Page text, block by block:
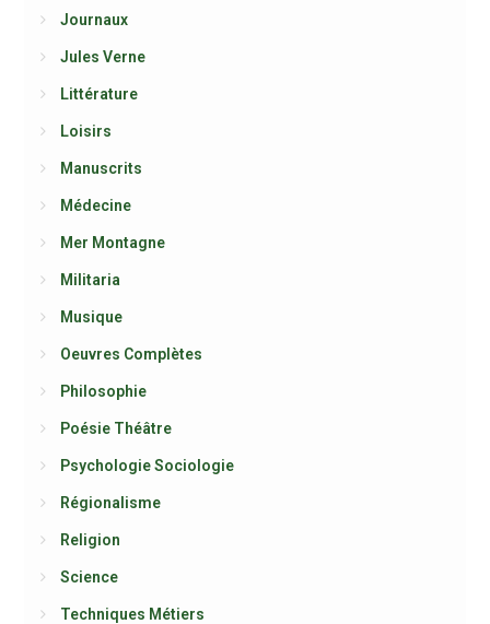
Journaux
Jules Verne
Littérature
Loisirs
Manuscrits
Médecine
Mer Montagne
Militaria
Musique
Oeuvres Complètes
Philosophie
Poésie Théâtre
Psychologie Sociologie
Régionalisme
Religion
Science
Techniques Métiers